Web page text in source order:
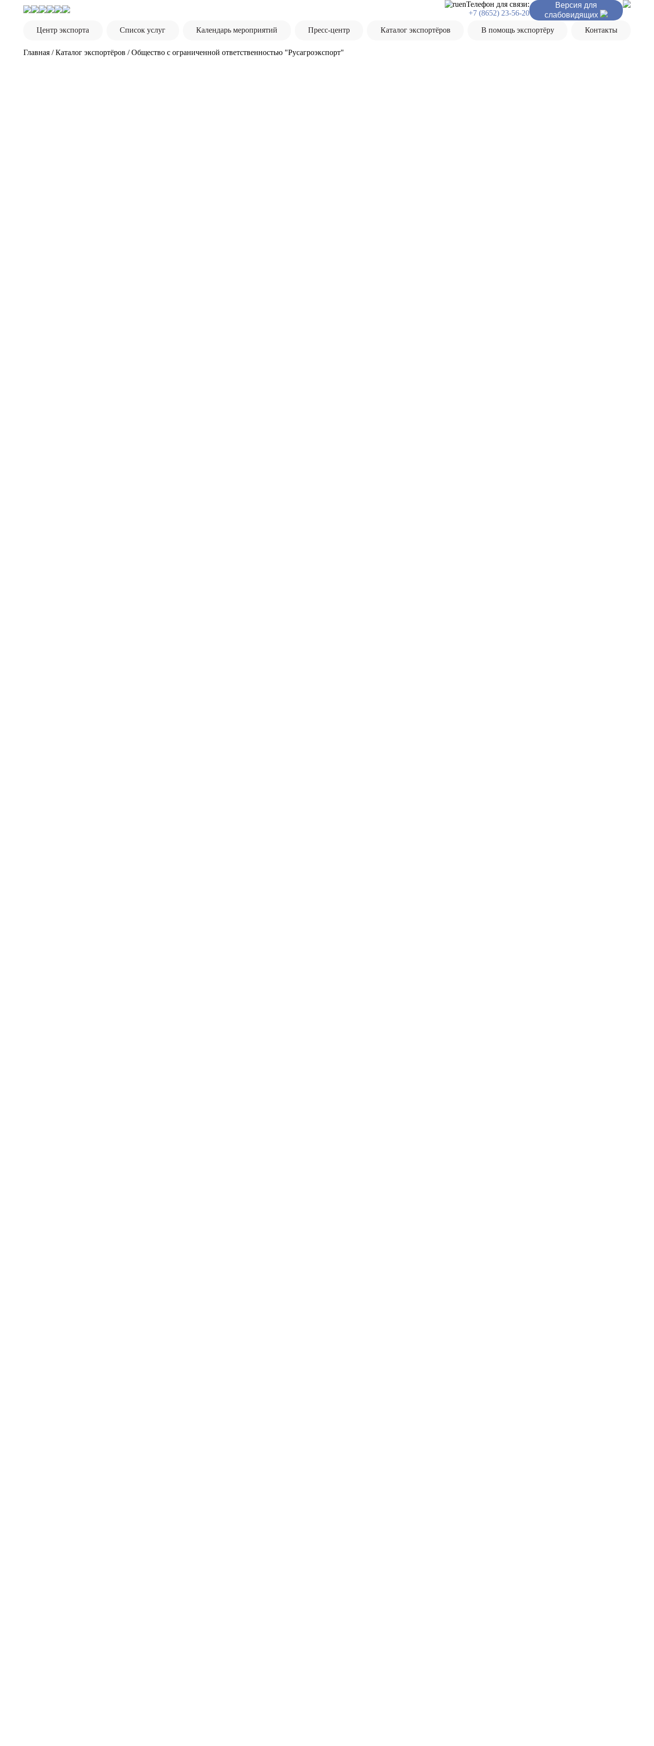
ruenТелефон для связи:
+7 (8652) 23-56-20
Версия для
слабовидящих
Центр экспорта
Список услуг Календарь мероприятий Пресс-центр Каталог экспортёров В помощь экспортёру Контакты
Главная /Каталог экспортёров /Общество с ограниченной ответственностью "Русагроэкспорт"